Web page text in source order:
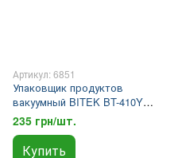
Артикул: 6851
Упаковщик продуктов
вакуумный BITEK BT-410Y
40шт 6851
235 грн/шт.
Купить